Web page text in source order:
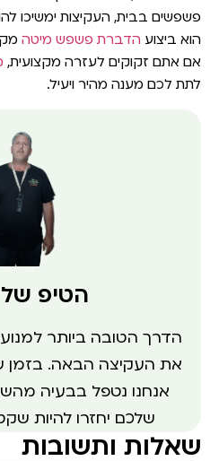
פשפשים בבית, העקיצות ימשיכו
הוא ביצוע הדברת פשפש מיטה
אם אתם זקוקים לעזרה מקצועית,
לתת לכם מענה מהיר ויעיל.
הטיפ
הדרך הטובה ביותר
את העקיצה הבאה. בזמן
אנחנו נטפל בבעיה
שלכם יחזרו להיות
שאלות ותשובות